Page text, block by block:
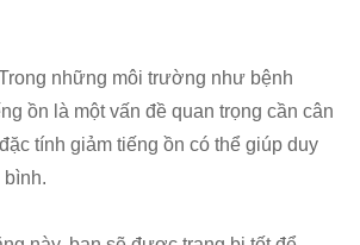
những môi trường như bệnh
ồn là một vấn đề quan trọng cần cân
tính giảm tiếng ồn có thể giúp duy